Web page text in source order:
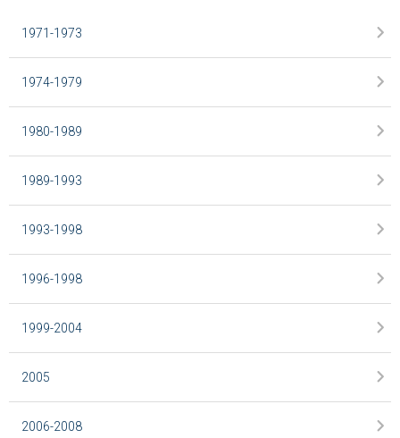
1971-1973
1974-1979
1980-1989
1989-1993
1993-1998
1996-1998
1999-2004
2005
2006-2008